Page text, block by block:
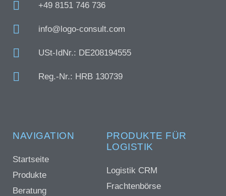
+49 8151 746 736
info@logo-consult.com
USt-IdNr.: DE208194555
Reg.-Nr.: HRB 130739
NAVIGATION
Startseite
Produkte
Beratung
PRODUKTE FÜR
LOGISTIK
Logistik CRM
Frachtenbörse